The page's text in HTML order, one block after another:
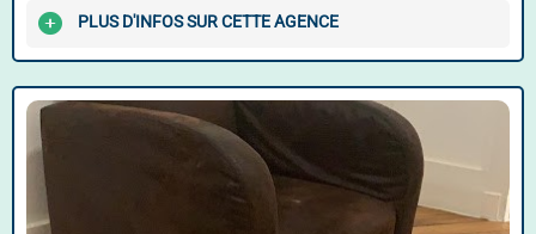
PLUS D'INFOS SUR CETTE AGENCE